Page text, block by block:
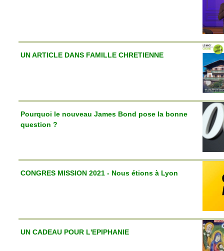
UN ARTICLE DANS FAMILLE CHRETIENNE
Pourquoi le nouveau James Bond pose la bonne
question ?
CONGRES MISSION 2021 - Nous étions à Lyon
UN CADEAU POUR L'EPIPHANIE